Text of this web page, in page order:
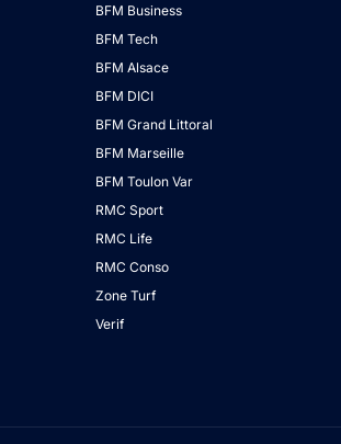
BFM Business
BFM Tech
BFM Alsace
BFM DICI
BFM Grand Littoral
BFM Marseille
BFM Toulon Var
RMC Sport
RMC Life
RMC Conso
Zone Turf
Verif